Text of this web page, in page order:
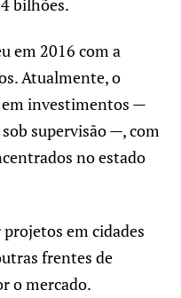
bilhões.
em 2016 com a
Atualmente, o
em investimentos —
supervisão —, com
no estado
em cidades
frentes de
o mercado.